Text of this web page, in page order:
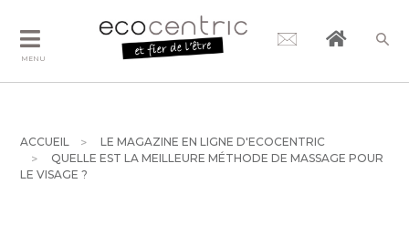
MENU
ACCUEIL
LE MAGAZINE EN LIGNE D'ECOCENTRIC
QUELLE EST LA MEILLEURE MÉTHODE DE MASSAGE POUR
LE VISAGE ?